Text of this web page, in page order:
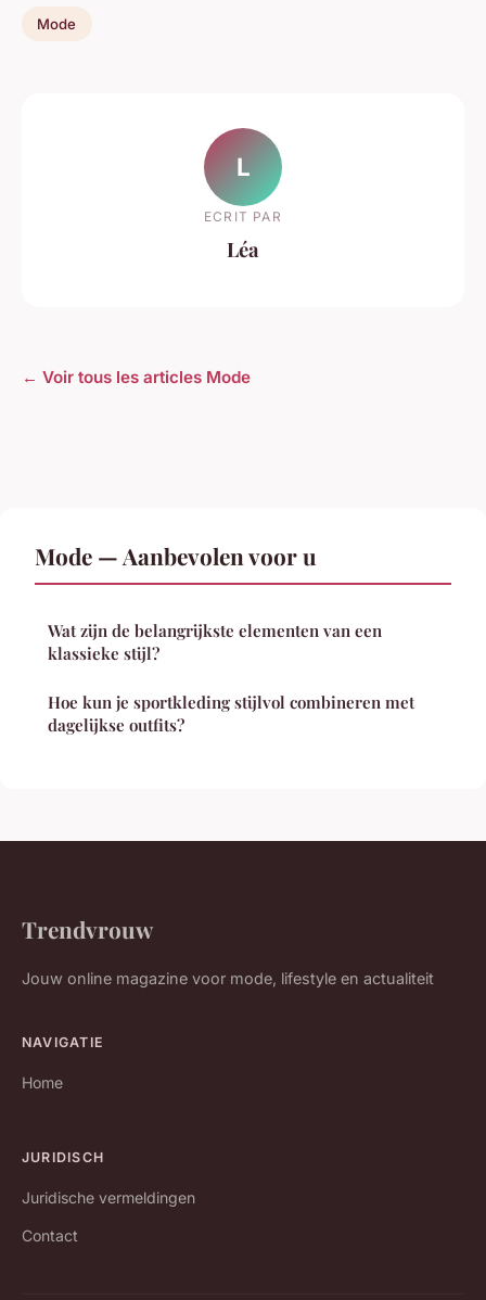
Mode
L
ECRIT PAR
Léa
← Voir tous les articles Mode
Mode — Aanbevolen voor u
Wat zijn de belangrijkste elementen van een
klassieke stijl?
Hoe kun je sportkleding stijlvol combineren met
dagelijkse outfits?
Trendvrouw
Jouw online magazine voor mode, lifestyle en actualiteit
NAVIGATIE
Home
JURIDISCH
Juridische vermeldingen
Contact